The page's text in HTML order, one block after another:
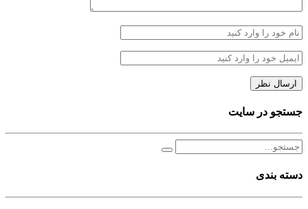
جستجو در سایت
دسته بندی